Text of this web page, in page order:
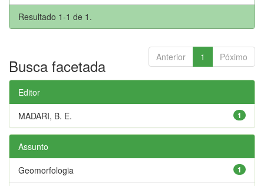
Resultado 1-1 de 1.
Anterior 1 Póximo
Busca facetada
Editor
1
MADARI, B. E.
Assunto
1
Geomorfologia